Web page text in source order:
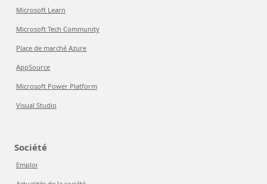
Microsoft Learn
Microsoft Tech Community
Place de marché Azure
AppSource
Microsoft Power Platform
Visual Studio
Société
Emploi